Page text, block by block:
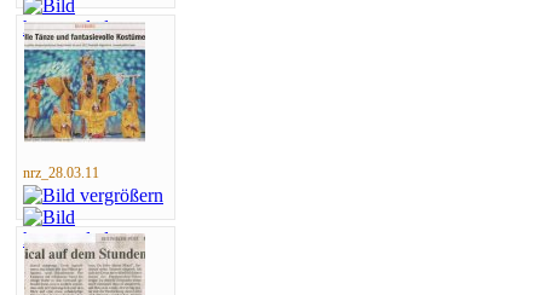
nrz_28.03.11